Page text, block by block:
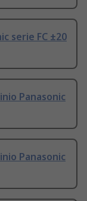
serie FC ±20
Panasonic
Panasonic